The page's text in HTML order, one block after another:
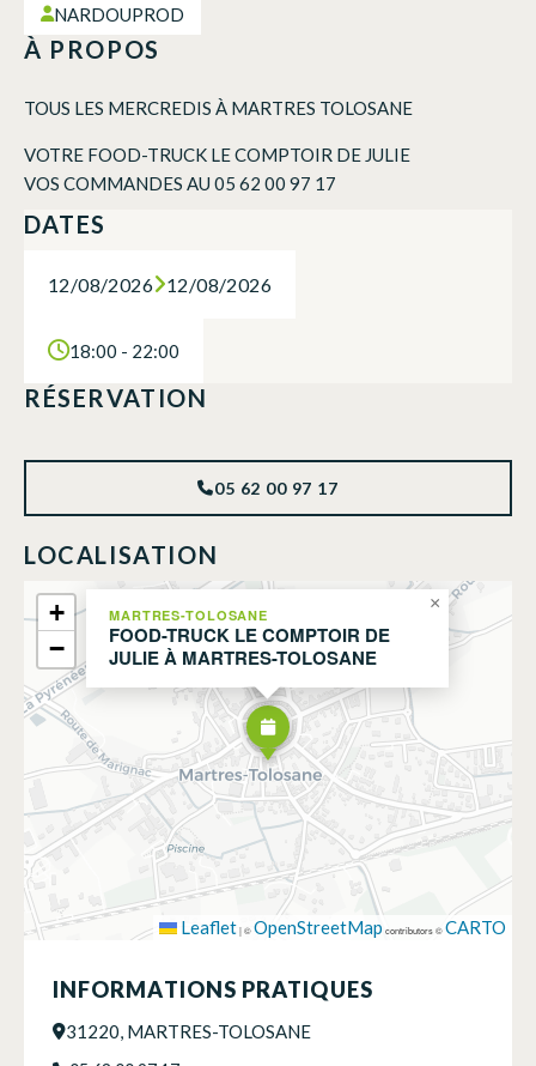
NARDOUPROD
À PROPOS
TOUS LES MERCREDIS À MARTRES TOLOSANE
VOTRE FOOD-TRUCK LE COMPTOIR DE JULIE
VOS COMMANDES AU 05 62 00 97 17
DATES
12/08/2026 12/08/2026
18:00 - 22:00
RÉSERVATION
05 62 00 97 17
LOCALISATION
MARTRES-TOLOSANE
FOOD-TRUCK LE COMPTOIR DE
JULIE À MARTRES-TOLOSANE
×
+
−
Leaflet|©OpenStreetMap contributors ©CARTO
INFORMATIONS PRATIQUES
31220, MARTRES-TOLOSANE